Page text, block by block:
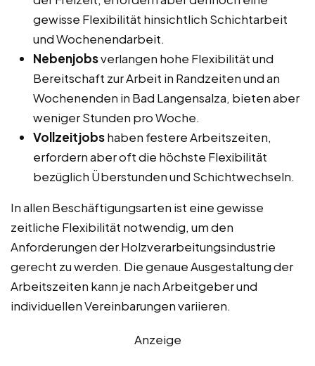
gewisse Flexibilität hinsichtlich Schichtarbeit
und Wochenendarbeit.
Nebenjobsverlangen hohe Flexibilität und
Bereitschaft zur Arbeit in Randzeiten und an
Wochenenden in Bad Langensalza, bieten aber
weniger Stunden pro Woche.
Vollzeitjobshaben festere Arbeitszeiten,
erfordern aber oft die höchste Flexibilität
bezüglich Überstunden und Schichtwechseln.
In allen Beschäftigungsarten ist eine gewisse
zeitliche Flexibilität notwendig, um den
Anforderungen der Holzverarbeitungsindustrie
gerecht zu werden. Die genaue Ausgestaltung der
Arbeitszeiten kann je nach Arbeitgeber und
individuellen Vereinbarungen variieren.
Anzeige